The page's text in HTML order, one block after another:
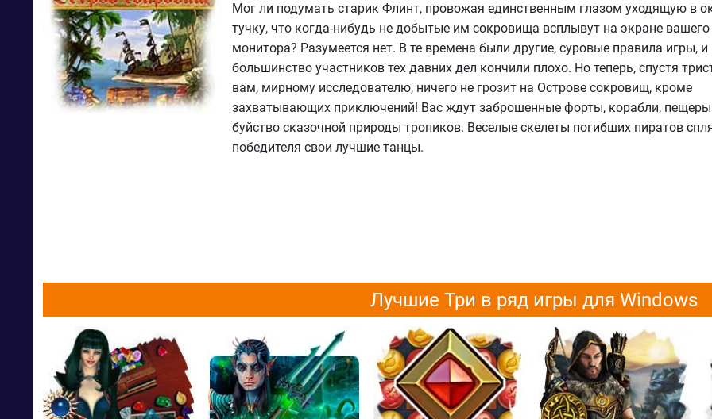
Мог ли подумать старик Флинт, провожая единственным глазом уходящую в
тучку, что когда-нибудь не добытые им сокровища всплывут на экране вашего
монитора? Разумеется нет. В те времена были другие, суровые правила игры, и
большинство участников тех давних дел кончили плохо. Но теперь, спустя
вам, мирному исследователю, ничего не грозит на Острове сокровищ, кроме
захватывающих приключений! Вас ждут заброшенные форты, корабли,
буйство сказочной природы тропиков. Веселые скелеты погибших пиратов
победителя свои лучшие танцы.
Лучшие Три в ряд игры для Windows